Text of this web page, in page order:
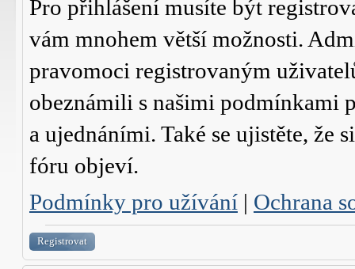
Pro přihlášení musíte být
vám mnohem větší možnosti.
pravomoci registrovaným
obeznámili s našimi podmínkami
a ujednáními. Také se ujistěte, že
fóru objeví.
Podmínky pro užívání | Ochrana
Registrovat